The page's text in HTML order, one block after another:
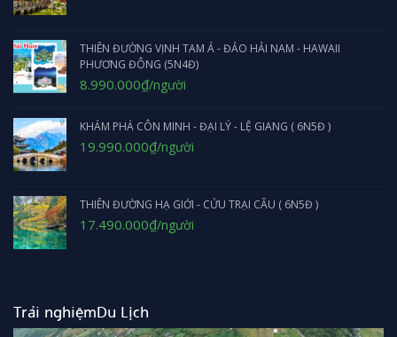
THIÊN ĐƯỜNG VỊNH TAM Á - ĐẢO HẢI NAM - HAWAII
PHƯƠNG ĐÔNG (5N4Đ)
Giá
9.990.000₫.
8.990.000₫Giá
hiện
là:
8.990.000₫.
/người
KHÁM PHÁ CÔN MINH - ĐẠI LÝ - LỆ GIANG ( 6N5Đ )
Giá
19.990.000₫Giá
hiện
19.990.000₫.
/người
THIÊN ĐƯỜNG HẠ GIỚI - CỬU TRẠI CÂU ( 6N5Đ )
Giá
17.490.000₫Giá
hiện
/người
Trải nghiệmDu Lịch